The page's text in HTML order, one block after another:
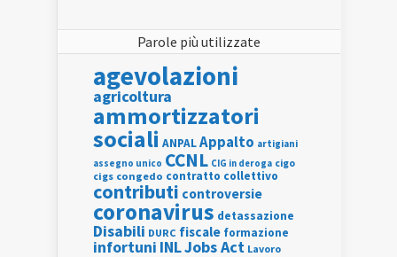
Parole più utilizzate
agevolazioni
agricoltura
ammortizzatori
sociali ANPALAppalto artigiani
assegno unico CCNL CIG in deroga cigo
cigs congedo contratto collettivo
contributi controversie
coronavirus detassazione
Disabili DURC fiscale formazione
infortuni INLJobs Act Lavoro